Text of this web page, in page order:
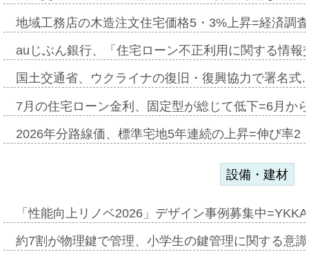
地域工務店の木造注文住宅価格5・3%上昇=経済調
auじぶん銀行、「住宅ローン不正利用に関する情
国土交通省、ウクライナの復旧・復興協力で署名
7月の住宅ローン金利、固定型が総じて低下=6月か
2026年分路線価、標準宅地5年連続の上昇=伸び率
設備・建材
「性能向上リノベ2026」デザイン事例募集中
約7割が物理鍵で管理、小学生の鍵管理に関する意